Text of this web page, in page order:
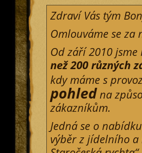
Zdraví Vás tým
Omlouváme se
Od září 2010
než 200 různých
kdy máme s
pohledna
zákazníkům.
Jedná se o
výběr z jídelního